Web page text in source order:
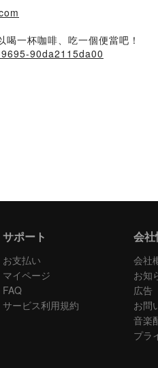
一杯咖啡、吃一個便當吧！
90da2115da00
サポート
お支払い
マイページ
FAQ
サービス利用規約
会社
会社
お知
広告
お問
音楽
プラ